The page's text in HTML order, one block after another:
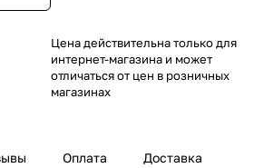
Цена действительна только для
интернет-магазина и может
отличаться от цен в розничных
магазинах
Оплата Доставка